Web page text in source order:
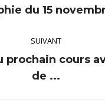
Article
:
du 15
SUIVANT
Article
suivant
prochain cours
de ...